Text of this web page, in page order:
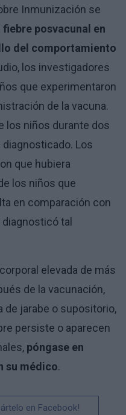
Inmunización se
fiebre posvacunal en
del comportamiento
los investigadores
que experimentaron
de la vacuna.
los niños durante dos
Los
que hubiera
los niños que
en comparación con
tal
elevada de más
de la vacunación,
de jarabe o supositorio,
persiste o aparecen
póngase en
su médico.
en Facebook!